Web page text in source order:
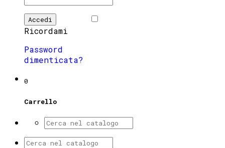
Ricordami
Password
dimenticata?
0
Carrello